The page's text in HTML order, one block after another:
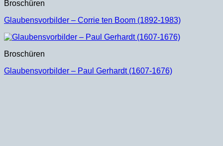
Broschüren
Glaubensvorbilder – Corrie ten Boom (1892-1983)
Broschüren
Glaubensvorbilder – Paul Gerhardt (1607-1676)